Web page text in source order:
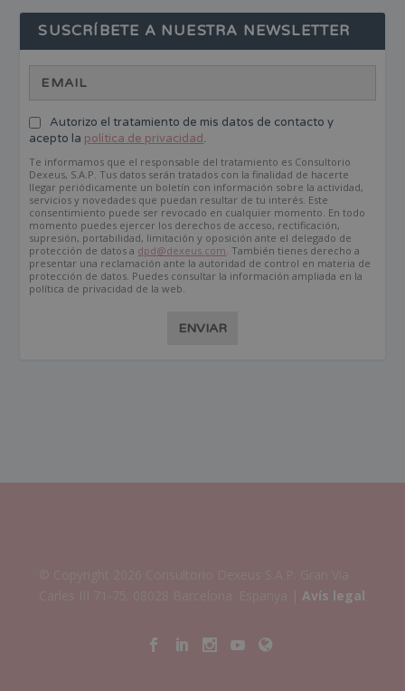
SUSCRÍBETE A NUESTRA NEWSLETTER
Autorizo el tratamiento de mis datos de contacto y
acepto la política de privacidad.
Te informamos que el responsable del tratamiento es Consultorio
Dexeus, S.A.P. Tus datos serán tratados con la finalidad de hacerte
llegar periódicamente un boletín con información sobre la actividad,
servicios y novedades que puedan resultar de tu interés. Este
consentimiento puede ser revocado en cualquier momento. En todo
momento puedes ejercer los derechos de acceso, rectificación,
supresión, portabilidad, limitación y oposición ante el delegado de
protección de datos a dpd@dexeus.com. También tienes derecho a
presentar una reclamación ante la autoridad de control en materia de
protección de datos. Puedes consultar la información ampliada en la
política de privacidad de la web.
ENVIAR
Avís legal